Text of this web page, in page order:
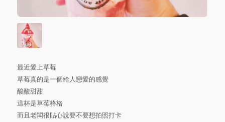
最近愛上草莓
草莓真的是一個給人戀愛的感覺
酸酸甜甜
這杯是草莓格格
而且老闆很貼心說要不要想拍照打卡